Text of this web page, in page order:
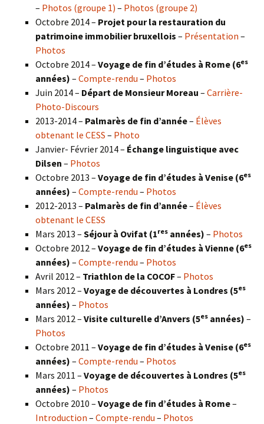
– Photos (groupe 1) – Photos (groupe 2)
Octobre 2014 – Projet pour la restauration du
patrimoine immobilier bruxellois – Présentation –
Photos
Octobre 2014 – Voyage de fin d’études à Rome (6es
années) – Compte-rendu – Photos
Juin 2014 – Départ de Monsieur Moreau – Carrière-
Photo-Discours
2013-2014 – Palmarès de fin d’année– Élèves
obtenant le CESS – Photo
Janvier- Février 2014 – Échange linguistique avec
Dilsen – Photos
Octobre 2013 – Voyage de fin d’études à Venise (6es
années) – Compte-rendu – Photos
2012-2013 – Palmarès de fin d’année– Élèves
obtenant le CESS
Mars 2013 – Séjour à Ovifat (1res années) – Photos
Octobre 2012 – Voyage de fin d’études à Vienne (6es
années) – Compte-rendu – Photos
Avril 2012 – Triathlon de la COCOF– Photos
Mars 2012 – Voyage de découvertes à Londres (5es
années) – Photos
Mars 2012 – Visite culturelle d’Anvers (5es années) –
Photos
Octobre 2011 – Voyage de fin d’études à Venise (6es
années) – Compte-rendu – Photos
Mars 2011 – Voyage de découvertes à Londres (5es
années) – Photos
Octobre 2010 – Voyage de fin d’études à Rome–
Introduction – Compte-rendu – Photos